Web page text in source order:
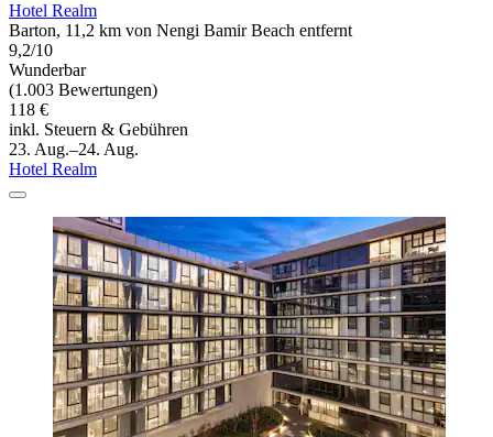
Hotel Realm
Barton, 11,2 km von Nengi Bamir Beach entfernt
9,2/10
Wunderbar
(1.003 Bewertungen)
118 €
inkl. Steuern & Gebühren
23. Aug.–24. Aug.
Hotel Realm